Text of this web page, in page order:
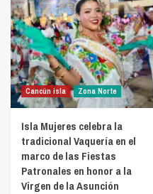
Cancún isla Zona Norte
Isla Mujeres celebra la
tradicional Vaquería en el
marco de las Fiestas
Patronales en honor a la
Virgen de la Asunción